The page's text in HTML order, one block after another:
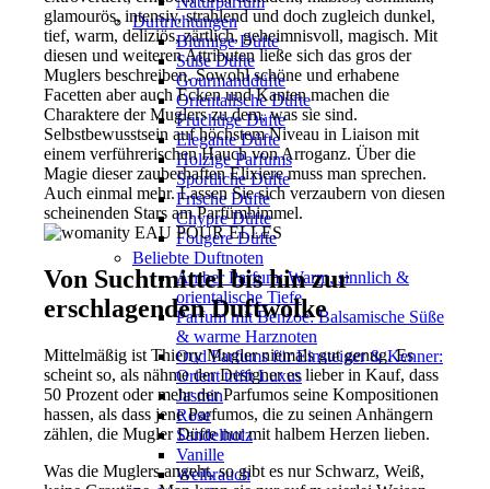
Duftrichtungen
Blumige Düfte
Süße Düfte
Gourmanddüfte
Orientalische Düfte
Fruchtige Düfte
Elegante Düfte
Holzige Parfums
Sportliche Düfte
Frische Düfte
Chypre Düfte
Fougere Düfte
Beliebte Duftnoten
Amber Parfum: Warm, sinnlich &
orientalische Tiefe
Parfum mit Benzoe: Balsamische Süße
& warme Harznoten
Oud Parfums für Einsteiger & Kenner:
Orient trifft Luxus
Jasmin
Rose
Sandelholz
Vanille
Weihrauch
glamourös, intensiv, strahlend und doch zugleich dunkel,
tief, warm, deliziös, zärtlich, geheimnisvoll, magisch. Mit
diesen und weiteren Attributen ließe sich das gros der
Muglers beschreiben. Sowohl schöne und erhabene
Facetten aber auch Ecken und Kanten machen die
Charaktere der Muglers zu dem, was sie sind.
Selbstbewusstsein auf höchstem Niveau in Liaison mit
einem verführerischen Hauch von Arroganz. Über die
Magie dieser zauberhaften Elixiere muss man sprechen.
Auch einmal mehr. Lassen Sie sich verzaubern von diesen
scheinenden Stars am Parfümhimmel.
Von Suchtmittel bis hin zur
erschlagenden Duftwolke
Mittelmäßig ist Thierry Mugler niemals gut genug. Es
scheint so, als nähme der Designer es lieber in Kauf, dass
50 Prozent oder mehr der Parfumos seine Kompositionen
hassen, als dass jene Parfumos, die zu seinen Anhängern
zählen, die Mugler Düfte nur mit halbem Herzen lieben.
Was die Muglers angeht, so gibt es nur Schwarz, Weiß,